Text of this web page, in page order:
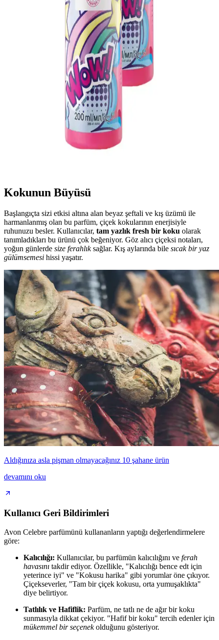
Avon’un pembe ruj koleksiyonu, kalıcılığı ve doğal tonlarıyla her
cilt tonuna uygun seçenekler sunar, günlük ve özel günler için ideal,
uygun fiyatlı ve kolay uygulanabilir ürünler içerir.
Avon Güneş Koruyucu Kremler: Farklı Koruma
Seviyeleri ve Kullanım Önerileri
Avon'un SPF 30 ve SPF 50 güneş koruyucu kremleri, hafif yapıları,
suya dayanıklılıkları ve çocuklar için özel formülleriyle güneşten
korunmada ideal seçenekler sunar.
Avon Kids Wow Meyve Kokulu Saç Açıcı Sprey 200
ml - İkili Set ile Kolay Tarama
Avon Kids Wow Meyve Kokulu Saç Açıcı Sprey 200 ml ikili set
halinde sunulur. Çocuklar için güvenli, tarama süresini kısaltan,
Kokunun Büyüsü
Başlangıçta sizi etkisi altına alan beyaz şeftali ve kış üzümü ile
harmanlanmış olan bu parfüm, çiçek kokularının enerjisiyle
ruhunuzu besler. Kullanıcılar, tam yazlık fresh bir koku olarak
tanımladıkları bu ürünü çok beğeniyor. Göz alıcı çiçeksi notaları,
yoğun günlerde size ferahlıksağlar. Kış aylarında bile sıcak bir yaz
gülümsemesi hissi yaşatır.
Aldığınıza asla pişman olmayacağınız 10 şahane ürün
devamını oku
Kullanıcı Geri Bildirimleri
Avon Celebre parfümünü kullananların yaptığı değerlendirmelere
göre:
Kalıcılığı: Kullanıcılar, bu parfümün kalıcılığını ve ferah
havasını takdir ediyor. Özellikle, "Kalıcılığı bence edt için
yeterince iyi" ve "Kokusu harika" gibi yorumlar öne çıkıyor.
Çiçekseverler, "Tam bir çiçek kokusu, orta yumuşaklıkta"
diye belirtiyor.
Tatlılık ve Hafiflik: Parfüm, ne tatlı ne de ağır bir koku
sunmasıyla dikkat çekiyor. "Hafif bir koku" tercih edenler için
mükemmel bir seçenekolduğunu gösteriyor.